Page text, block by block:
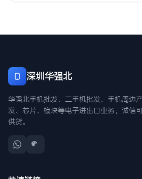
深圳华强北
华强北手机批发、二手机批发、手机周边
发、芯片、模块等电子进出口业务，诚信
供货。